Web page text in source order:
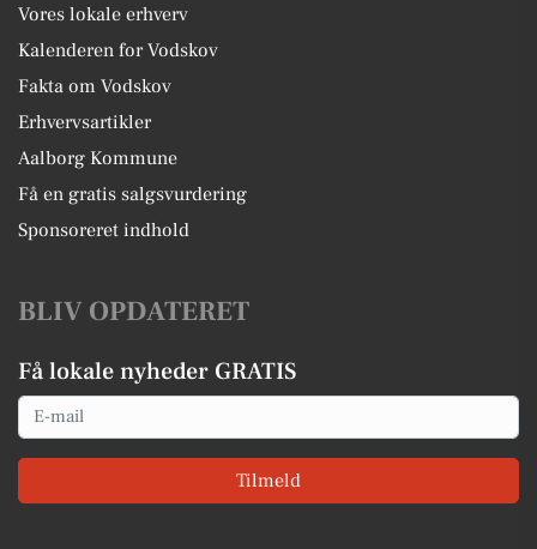
Vores lokale erhverv
Kalenderen for Vodskov
Fakta om Vodskov
Erhvervsartikler
Aalborg Kommune
Få en gratis salgsvurdering
Sponsoreret indhold
BLIV OPDATERET
Få lokale nyheder GRATIS
Email
Tilmeld